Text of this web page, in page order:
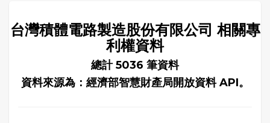
台灣積體電路製造股份有限公司 相關專
利權資料
總計 5036 筆資料
資料來源為：經濟部智慧財產局開放資料 API。